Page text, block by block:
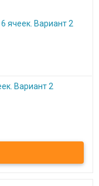
Вариант 2
2